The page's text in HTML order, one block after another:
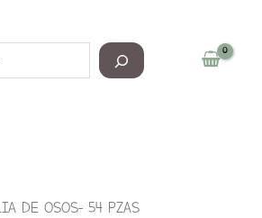
DE OSOS- 54 PZAS